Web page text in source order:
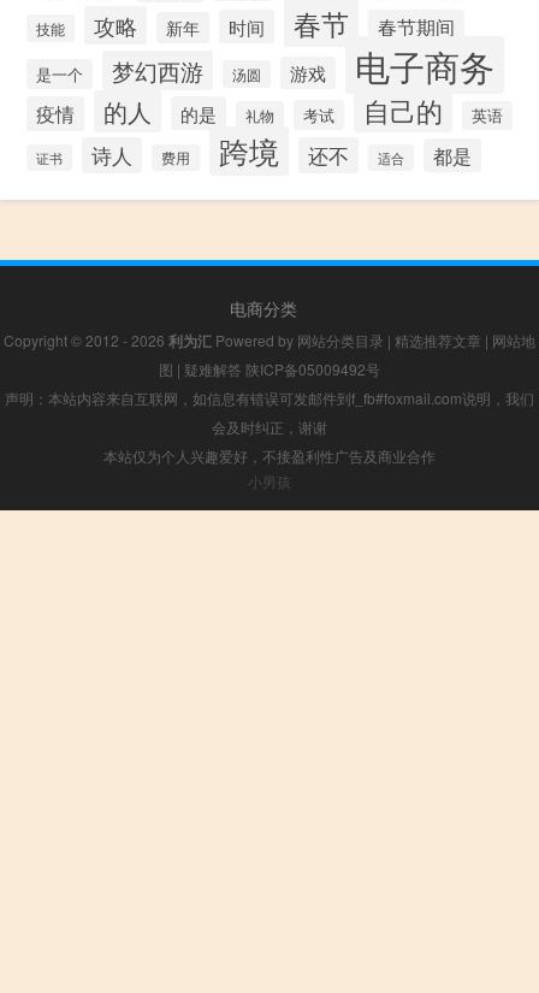
技能 攻略 新年 时间 春节 春节期间
是一个 梦幻西游 汤圆 游戏 电子商务
疫情 的人 的是 礼物 考试 自己的 英语
证书 诗人 费用 跨境 还不 适合 都是
电商分类
Copyright © 2012 - 2026 利为汇 Powered by 网站分类目录 | 精选推荐文章 | 网站地
图 | 疑难解答 陕ICP备05009492号
声明：本站内容来自互联网，如信息有错误可发邮件到f_fb#foxmail.com说明，我们
会及时纠正，谢谢
本站仅为个人兴趣爱好，不接盈利性广告及商业合作
小男孩